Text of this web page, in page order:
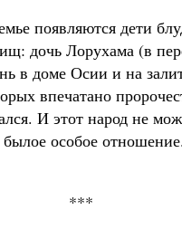
появляются дети
дочь Лорухама (в
в доме Осии и на
впечатано
И этот народ не
особое
***